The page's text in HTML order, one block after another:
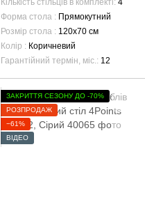
Кількість стільців в комплекті 4
Форма стола
Прямокутний
Розмір стола
120х70 см
Колір
Коричневий
Гарантійний термін, міс. 12
ЗАКРИТТЯ СЕЗОНУ ДО -70%
РОЗПРОДАЖ
−61%
ВІДЕО